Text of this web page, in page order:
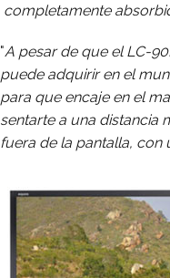
completamente
"A pesar de que el LC-
puede adquirir en el
para que encaje en el
sentarte a una distancia
fuera de la pantalla, con